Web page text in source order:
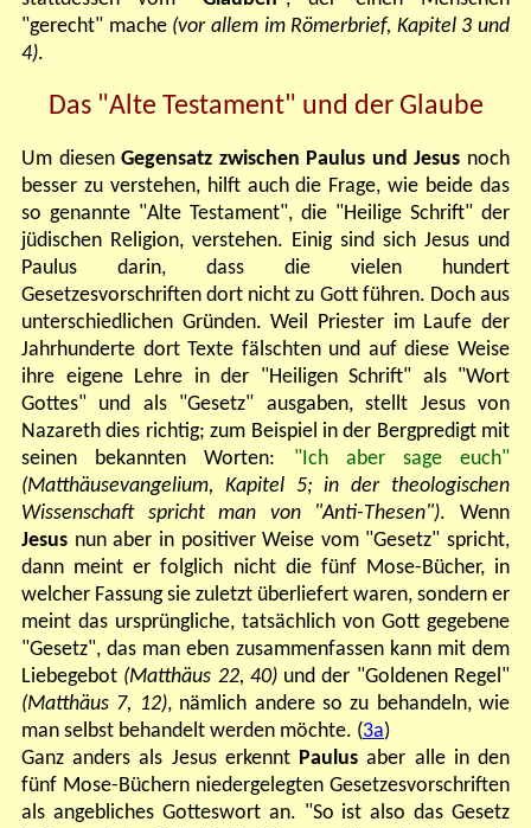
"gerecht" mache (vor allem im Römerbrief, Kapitel 3 und
4).
Das "Alte Testament" und der Glaube
Um diesenGegensatz zwischen Paulus und Jesus noch
besser zu verstehen, hilft auch die Frage, wie beide das
so genannte "Alte Testament", die "Heilige Schrift" der
jüdischen Religion, verstehen. Einig sind sich Jesus und
Paulus darin, dass die vielen hundert
Gesetzesvorschriften dort nicht zu Gott führen. Doch aus
unterschiedlichen Gründen. Weil Priester im Laufe der
Jahrhunderte dort Texte fälschten und auf diese Weise
ihre eigene Lehre in der "Heiligen Schrift" als "Wort
Gottes" und als "Gesetz" ausgaben, stellt Jesus von
Nazareth dies richtig; zum Beispiel in der Bergpredigt mit
seinen bekannten Worten: "Ich aber sage euch"
(Matthäusevangelium, Kapitel 5; in der theologischen
Wissenschaft spricht man von "Anti-Thesen"). Wenn
Jesus nun aber in positiver Weise vom "Gesetz" spricht,
dann meint er folglich nicht die fünf Mose-Bücher, in
welcher Fassung sie zuletzt überliefert waren, sondern er
meint das ursprüngliche, tatsächlich von Gott gegebene
"Gesetz", das man eben zusammenfassen kann mit dem
Liebegebot (Matthäus 22, 40)und der "Goldenen Regel"
(Matthäus 7, 12), nämlich andere so zu behandeln, wie
man selbst behandelt werden möchte. (3a)
Ganz anders als Jesus erkennt Paulus aber alle in den
fünf Mose-Büchern niedergelegten Gesetzesvorschriften
als angebliches Gotteswort an. "So ist also das Gesetz